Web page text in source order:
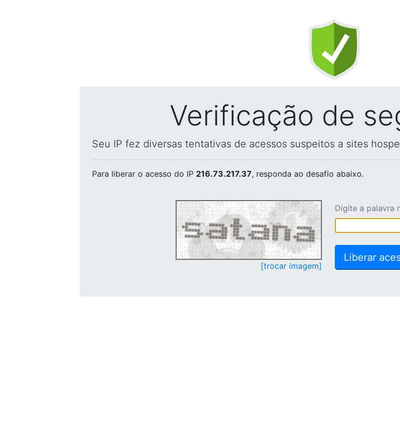
Verificação de
Seu IP fez diversas tentativas de acessos suspeitos a sites
Para liberar o acesso do IP 216.73.217.37, responda ao desafio abaixo.
[trocar imagem]
Digite a palavra